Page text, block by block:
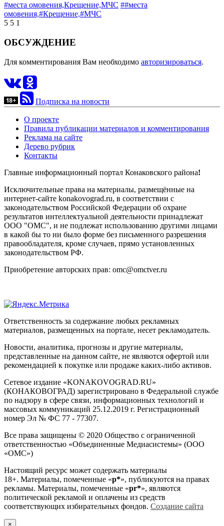
#места омовения,Крещение,МЧС ##места
омовения,#Крещение,#МЧС
5 5 1
ОБСУЖДЕНИЕ
Для комментирования Вам необходимо авторизироваться.
Подписка на новости
О проекте
Правила публикации материалов и комментирования
Реклама на сайте
Дерево рубрик
Контакты
Главные информационный портал Конаковского района!
Исключительные права на материалы, размещённые на
интернет-сайте konakovograd.ru, в соответствии с
законодательством Российской Федерации об охране
результатов интеллектуальной деятельности принадлежат
ООО "ОМС", и не подлежат использованию другими лицами
в какой бы то ни было форме без письменного разрешения
правообладателя, кроме случаев, прямо установленных
законодательством РФ.
Приобретение авторских прав: omc@omctver.ru
Ответственность за содержание любых рекламных
материалов, размещенных на портале, несет рекламодатель.
Новости, аналитика, прогнозы и другие материалы,
представленные на данном сайте, не являются офертой или
рекомендацией к покупке или продаже каких-либо активов.
Сетевое издание «KONAKOVOGRAD.RU»
(КОНАКОВОГРАД) зарегистрировано в Федеральной службе
по надзору в сфере связи, информационных технологий и
массовых коммуникаций 25.12.2019 г. Регистрационный
номер Эл № ФС 77 - 77307.
Все права защищены © 2020 Общество с ограниченной
ответственностью «Объединенные Медиасистемы» (ООО
«ОМС»)
Настоящий ресурс может содержать материалы
18+. Материалы, помеченные «р*», публикуются на правах
рекламы. Материалы, помеченные «рr*», являются
политической рекламой и оплачены из средств
соответствующих избирательных фондов. Создание сайта
×